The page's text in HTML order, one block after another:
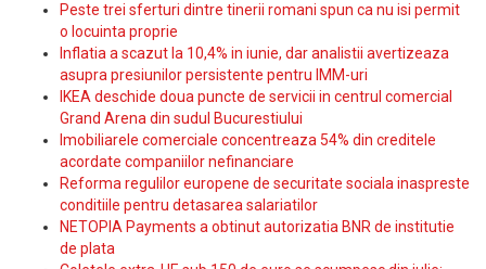
Peste trei sferturi dintre tinerii romani spun ca nu isi permit
o locuinta proprie
Inflatia a scazut la 10,4% in iunie, dar analistii avertizeaza
asupra presiunilor persistente pentru IMM-uri
IKEA deschide doua puncte de servicii in centrul comercial
Grand Arena din sudul Bucurestiului
Imobiliarele comerciale concentreaza 54% din creditele
acordate companiilor nefinanciare
Reforma regulilor europene de securitate sociala inaspreste
conditiile pentru detasarea salariatilor
NETOPIA Payments a obtinut autorizatia BNR de institutie
de plata